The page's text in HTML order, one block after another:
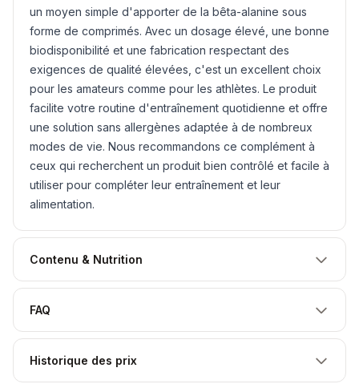
un moyen simple d'apporter de la bêta-alanine sous
forme de comprimés. Avec un dosage élevé, une bonne
biodisponibilité et une fabrication respectant des
exigences de qualité élevées, c'est un excellent choix
pour les amateurs comme pour les athlètes. Le produit
facilite votre routine d'entraînement quotidienne et offre
une solution sans allergènes adaptée à de nombreux
modes de vie. Nous recommandons ce complément à
ceux qui recherchent un produit bien contrôlé et facile à
utiliser pour compléter leur entraînement et leur
alimentation.
Contenu & Nutrition
FAQ
Historique des prix